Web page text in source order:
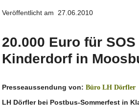
Veröffentlicht am 27.06.2010
20.000 Euro für SOS
Kinderdorf in
Presseaussendung von:Büro LH Dörfler
LH Dörfler bei Postbus-Sommerfest in